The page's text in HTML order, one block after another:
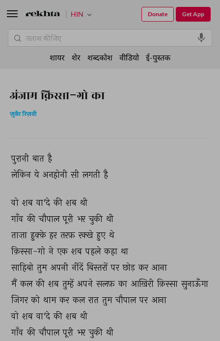
अंजाम क़िस्सा-गो का
ज़ुबैर रिज़वी
पुरानी बात है
लेकिन ये अनहोनी सी लगती है
वो शब वा'दे की शब थी
गाँव की चौपाल पूरी भर चुकी थी
ताज़ा हुक़्क़े हर तरफ़ रक्खे हुए थे
क़िस्सा-गो ने एक शब पहले कहा था
साहिबो तुम अपनी नींदें बिस्तरों पर छोड़ कर आना
मैं कल की शब तुम्हें अपने सलफ़ का आख़िरी क़िस्सा सुनाऊँगा
जिगर को थाम कर कल रात तुम चौपाल पर आना
वो शब वा'दे की शब थी
गाँव की चौपाल पूरी भर चुकी थी
HIN Get App
Donate
शायर शेर शब्दकोश वीडियो ई-पुस्तक